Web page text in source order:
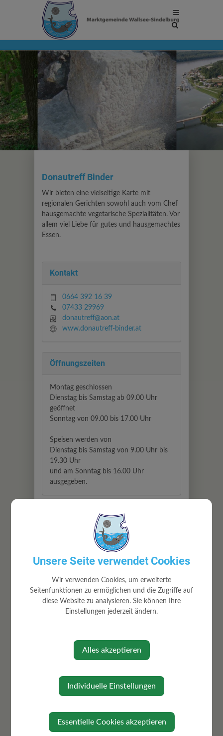
Site
Donautreff Binder
Wir bieten eine vielseitige Karte mit
regionalen Gerichten sowohl auch vom Chef
hausgemachte vegetarische Spezialitäten. Vor
allem viel Liebe für gutes und hausgemachtes
Essen.
Kontakt
0664 392 16 39
07433 29969
donautreff@aon.at
www.donautreff-binder.at
Öffnungszeiten
Montag geschlossen
Dienstag bis Samstag ab 09.00 Uhr
geöffnet
Sonntag von 09.00 bis 17.00 Uhr
Speisen werden von
Dienstag bis Samstag von 9.00 Uhr bis
19.30 Uhr
und am Sonntag bis 16.00 Uhr
ausgegeben.
Geschäftsführer
Alte Schulstraße 18
Standort
Josefstraße 29
Auf Google Maps anzeigen
Unsere Seite verwendet Cookies
Wir verwenden Cookies, um erweiterte
Seitenfunktionen zu ermöglichen und die Zugriffe auf
diese Website zu analysieren. Sie können Ihre
Einstellungen jederzeit ändern.
Alles akzeptieren
Individuelle Einstellungen
Essentielle Cookies akzeptieren